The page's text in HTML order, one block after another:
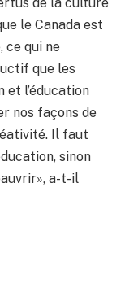
le Canada est
ce qui ne
que les
et l’éducation
nos façons de
Il faut
sinon
a-t-il